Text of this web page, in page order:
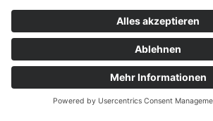
© 2024 Europlac. All Rights Reserved
Allgemeine Geschäftsbedingungen
Impressum
Datenschutz